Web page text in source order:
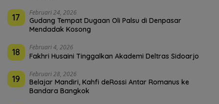
17 Februari 24, 2026
Gudang Tempat Dugaan Oli Palsu di Denpasar
Mendadak Kosong
18 Februari 4, 2026
Fakhri Husaini Tinggalkan Akademi Deltras Sidoarjo
19 Februari 28, 2026
Belajar Mandiri, Kahfi deRossi Antar Romanus ke
Bandara Bangkok